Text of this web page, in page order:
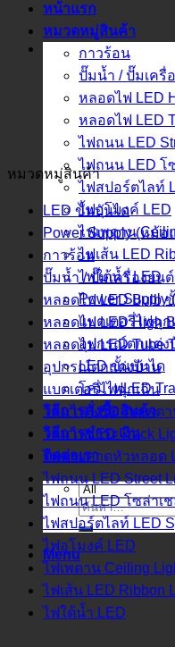
หน้าแรก
หมวดหมู่สินค้า
กาวร้อน
ปั๊มน้ำ / ปั๊มเครื่
หลอดไฟ LED
หลอดไฟ LED
ไฟถนน LED
ไฟถนน LED โ
ไฟสปอร์ตไลท์
ไฟอุโมงค์ LED
ไฟเพดาน
ไฟเส้น LED
ไฟใต้น้ำ LED
Power
แบตเตอรี่ไฟฉุก
อุปกรณ์ตกแต่ง
LED ขั้นบันได
โคมไฟLED
วิธีการสั่งซื้อสินค้า
วิธีการชำระเงิน
ติดต่อเรา
ค้นหา:
Menu
หมวดหมู่สินค้า
LED ขั้นบันได
Power Supply (หม้อ
กาวร้อน
ปั๊มน้ำ / ปั๊มเครื่องยน
หลอดไฟ LED Bulb
หลอดไฟ LED High
หลอดไฟ LED Tube
อุปกรณ์ตกแต่งบ้าน
แบตเตอรี่ไฟฉุกเฉิน
โคมไฟ LED ติดเพด
โคมไฟLED Track
ไฟฉายคาดหัวหลอด
ไฟถนน LED Street
ไฟถนน LED โซล่าเ
ไฟสปอร์ตไลท์ LED
ไฟอุโมงค์ LED
ไฟเพดาน Ceiling
ไฟเส้น LED Ribbon
ไฟใต้น้ำ LED